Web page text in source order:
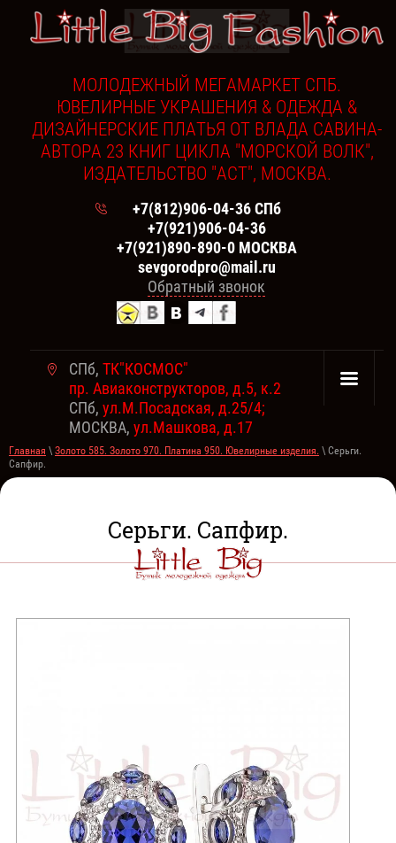
МОЛОДЕЖНЫЙ МЕГАМАРКЕТ СПБ.
ЮВЕЛИРНЫЕ УКРАШЕНИЯ & ОДЕЖДА &
ДИЗАЙНЕРСКИЕ ПЛАТЬЯ ОТ ВЛАДА САВИНА-
АВТОРА 23 КНИГ ЦИКЛА "МОРСКОЙ ВОЛК",
ИЗДАТЕЛЬСТВО "АСТ", МОСКВА.
+7(812)906-04-36 СПб
+7(921)906-04-36
+7(921)890-890-0 МОСКВА
sevgorodpro@mail.ru
Обратный звонок
СПб, ТК"КОСМОС"
пр. Авиаконструкторов, д.5, к.2
СПб, ул.М.Посадская, д.25/4;
МОСКВА, ул.Машкова, д.17
Главная \ Золото 585. Золото 970. Платина 950. Ювелирные изделия. \ Серьги.
Сапфир.
Серьги. Сапфир.